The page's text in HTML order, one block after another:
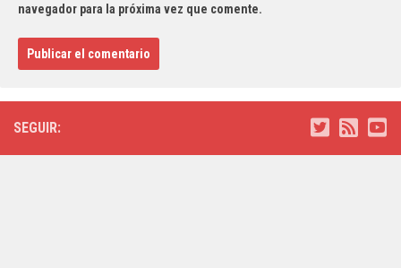
navegador para la próxima vez que comente.
SEGUIR: